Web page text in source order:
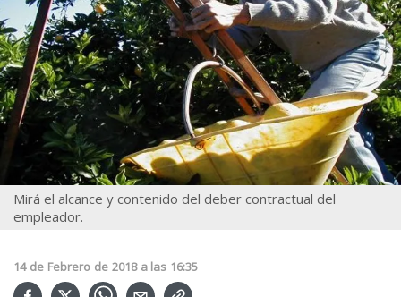
Mirá el alcance y contenido del deber contractual del
empleador.
14 de Febrero de 2018 a las 16:35